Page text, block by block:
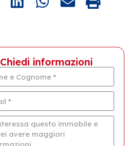
Chiedi informazioni